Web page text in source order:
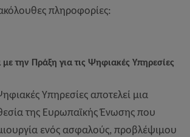
πληροφορίες:
την Πράξη για τις Ψηφιακές Υπηρεσίες
Υπηρεσίες αποτελεί μια
της Ευρωπαϊκής Ένωσης που
ενός ασφαλούς, προβλέψιμου